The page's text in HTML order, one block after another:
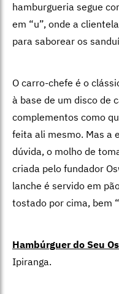
hamburgueria segue
em “u”, onde a
para saborear os
O carro-chefe é o
à base de um disco de
complementos como
feita ali mesmo. Mas a
dúvida, o molho de
criada pelo fundador
lanche é servido em
tostado por cima, bem
Hambúrguer do Seu
Ipiranga.